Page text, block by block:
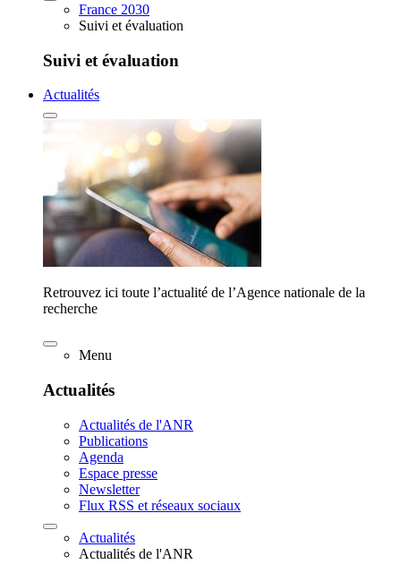
France 2030
Suivi et évaluation
Suivi et évaluation
Actualités
Retrouvez ici toute l’actualité de l’Agence nationale de la
recherche
Menu
Actualités
Actualités de l'ANR
Publications
Agenda
Espace presse
Newsletter
Flux RSS et réseaux sociaux
Actualités
Actualités de l'ANR